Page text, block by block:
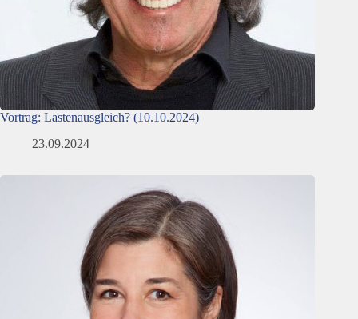
Vortrag: Lastenausgleich? (10.10.2024)
23.09.2024